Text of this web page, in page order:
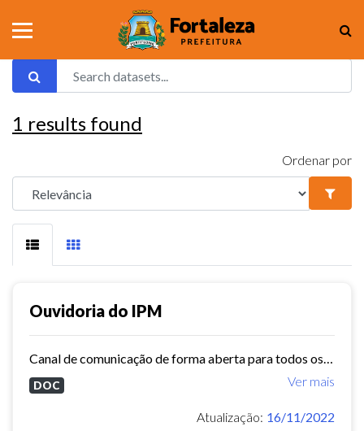
1 results found
Ordenar por
Ouvidoria do IPM
Ver mais
DOC
Atualização: 16/11/2022